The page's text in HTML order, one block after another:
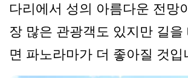
다리에서 성의 아름다운 전망
장 많은 관광객도 있지만 길을
면 파노라마가 더 좋아질 것입